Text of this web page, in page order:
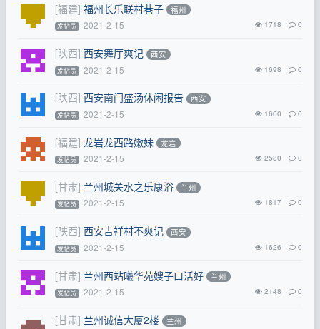
[福建] 福州长乐联村巷子 福州
发帖员 2021-2-15 1718 0
[陕西] 西安舞厅爽记 西安
发帖员 2021-2-15 1698 0
[陕西] 西安南门盛汤休闲报告 西安
发帖员 2021-2-15 1600 0
[福建] 龙岩龙西路嫩妹 龙岩
发帖员 2021-2-15 2530 0
[甘肃] 兰州城关水之乐康浴 兰州
发帖员 2021-2-15 1817 0
[陕西] 西安吉祥村不爽记 西安
发帖员 2021-2-15 1626 0
[甘肃] 兰州西站曦华苑嫂子口活好 兰州
发帖员 2021-2-15 2148 0
[甘肃] 兰州诚信大厦2楼 兰州